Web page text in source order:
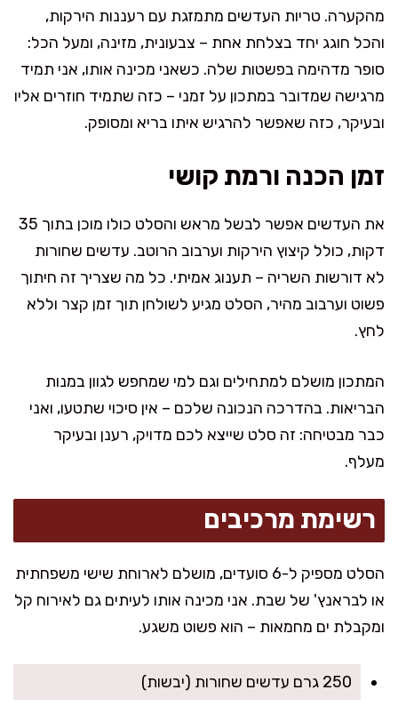
מהקערה. טריות העדשים מתמזגת עם רעננות הירקות,
והכל חוגג יחד בצלחת אחת – צבעונית, מזינה, ומעל הכל:
סופר מדהימה בפשטות שלה. כשאני מכינה אותו, אני תמיד
מרגישה שמדובר במתכון על זמני – כזה שתמיד חוזרים אליו
ובעיקר, כזה שאפשר להרגיש איתו בריא ומסופק.
זמן הכנה ורמת קושי
את העדשים אפשר לבשל מראש והסלט כולו מוכן בתוך 35
דקות, כולל קיצוץ הירקות וערבוב הרוטב. עדשים שחורות
לא דורשות השריה – תענוג אמיתי. כל מה שצריך זה חיתוך
פשוט וערבוב מהיר, הסלט מגיע לשולחן תוך זמן קצר וללא
לחץ.
המתכון מושלם למתחילים וגם למי שמחפש לגוון במנות
הבריאות. בהדרכה הנכונה שלכם – אין סיכוי שתטעו, ואני
כבר מבטיחה: זה סלט שייצא לכם מדויק, רענן ובעיקר
מעלף.
רשימת מרכיבים
הסלט מספיק ל-6 סועדים, מושלם לארוחת שישי משפחתית
או לבראנץ' של שבת. אני מכינה אותו לעיתים גם לאירוח קל
ומקבלת ים מחמאות – הוא פשוט משגע.
250 גרם עדשים שחורות (יבשות)